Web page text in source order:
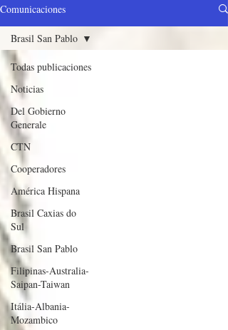
Comunicaciones
Todas publicaciones
Noticias
Del Gobierno
Generale
CTN
Cooperadores
América Hispana
Brasil Caxias do
Sul
Brasil San Pablo
Filipinas-Australia-
Saipan-Taiwan
Itália-Albania-
Mozambico
Brasil San Pablo